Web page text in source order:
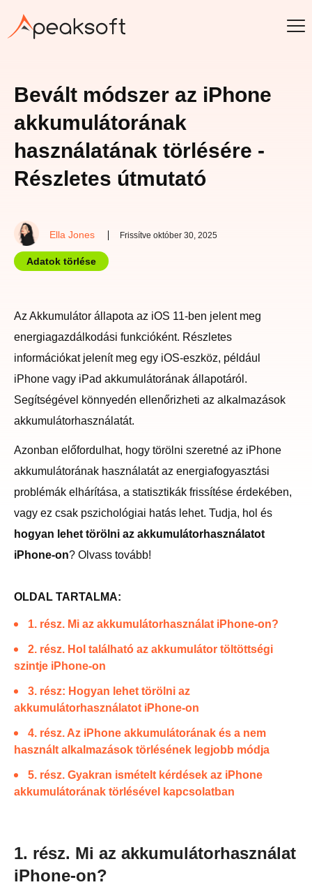
Bevált módszer az iPhone
akkumulátorának
használatának törlésére -
Részletes útmutató
Ella Jones Frissítve október 30, 2025
Adatok törlése
Az Akkumulátor állapota az iOS 11-ben jelent meg
energiagazdálkodási funkcióként. Részletes
információkat jelenít meg egy iOS-eszköz, például
iPhone vagy iPad akkumulátorának állapotáról.
Segítségével könnyedén ellenőrizheti az alkalmazások
akkumulátorhasználatát.
Azonban előfordulhat, hogy törölni szeretné az iPhone
akkumulátorának használatát az energiafogyasztási
problémák elhárítása, a statisztikák frissítése érdekében,
vagy ez csak pszichológiai hatás lehet. Tudja, hol és
hogyan lehet törölni az akkumulátorhasználatot
iPhone-on? Olvass tovább!
OLDAL TARTALMA:
1. rész. Mi az akkumulátorhasználat iPhone-on?
2. rész. Hol található az akkumulátor töltöttségi
szintje iPhone-on
3. rész: Hogyan lehet törölni az
akkumulátorhasználatot iPhone-on
4. rész. Az iPhone akkumulátorának és a nem
használt alkalmazások törlésének legjobb módja
5. rész. Gyakran ismételt kérdések az iPhone
akkumulátorának törlésével kapcsolatban
1. rész. Mi az akkumulátorhasználat
iPhone-on?